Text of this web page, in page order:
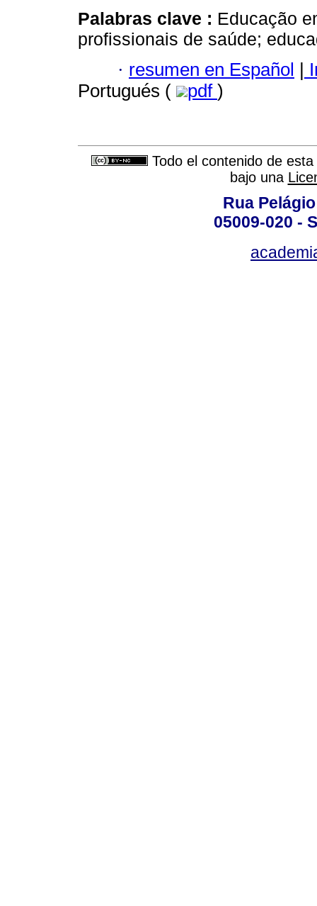
Palabras clave : Educação
profissionais de saúde;
· resumen en Español |
Portugués (
pdf )
Todo el contenido de
bajo una
Rua
05009-020 -